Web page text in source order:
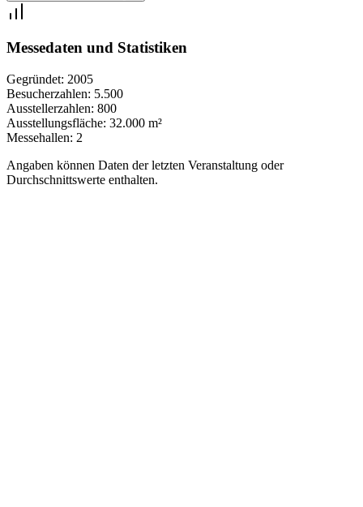
Messedaten und Statistiken
Gegründet: 2005
Besucherzahlen: 5.500
Ausstellerzahlen: 800
Ausstellungsfläche: 32.000 m²
Messehallen: 2
Angaben können Daten der letzten Veranstaltung oder
Durchschnittswerte enthalten.